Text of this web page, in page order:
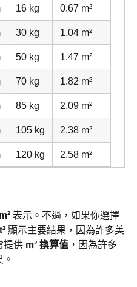
16 kg 0.67 m²
30 kg 1.04 m²
50 kg 1.47 m²
70 kg 1.82 m²
85 kg 2.09 m²
105 kg 2.38 m²
120 kg 2.58 m²
m² 表示。不過，如果你選擇
顯示主要結果，因為許多美
提供 m² 換算值 ，因為許多